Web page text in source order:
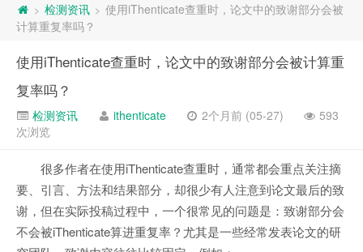
> 检测资讯 > 使用iThenticate查重时，论文中的致谢部分会被
计算重复率吗？
使用iThenticate查重时，论文中的致谢部分会被计算重
复率吗？
检测资讯 ithenticate 2个月前 (05-27)
593
次浏览
很多作者在使用iThenticate查重时，通常都会重点关注摘
要、引言、方法和结果部分，却很少有人注意到论文最后的致
谢，但在实际投稿过程中，一个很常见的问题是：致谢部分会
不会被iThenticate算进重复率？尤其是一些经常发表论文的研